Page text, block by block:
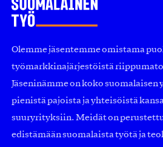
Olemme jäsentemme omistama
työmarkkinajärjestöistä
Jäseninämme on koko
pienistä pajoista ja yhteisöistä
suuryrityksiin. Meidät on
edistämään suomalaista työtä ja